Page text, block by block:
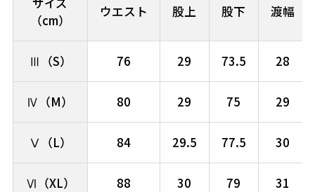
（cm）
ウエスト 股上 股下 渡幅
Ⅲ（S） 76 29 73.5 28
Ⅳ（M） 80 29 75 29
Ⅴ（L） 84 29.5 77.5 30
Ⅵ（XL） 88 30 79 31